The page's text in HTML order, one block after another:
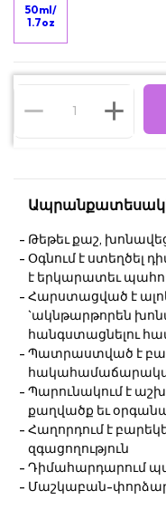
50ml/
1.7oz
Թեթեւ քաշ,
Օգնում է ստեղծել
է երկարատեւ
Հարստացված է
`ակնթարթորեն
հանգստացնելու
Պատրաստված է
Պարունակում է
քաղվածք եւ
Հաղորդում է
զգացողություն
Դիմահարդարում
Մաշկաբան-